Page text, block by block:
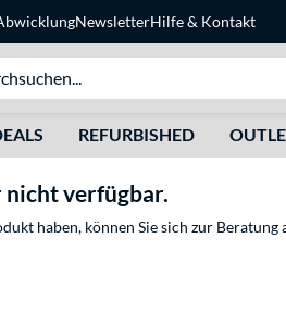
NewsletterHilfe& Kontakt
REFURBISHED
verfügbar.
haben, können Sie sich zur Beratung